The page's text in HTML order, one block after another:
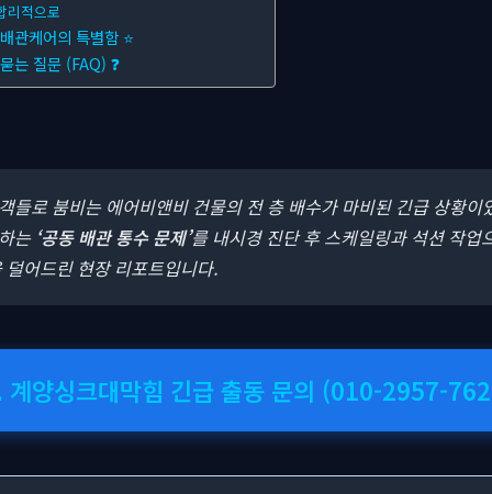
리적으로
관케어의 특별함 ⭐
는 질문 (FAQ) ❓
들로 붐비는 에어비앤비 건물의 전 층 배수가 마비된 긴급 상황이
는 ‘공동 배관 통수 문제’를 내시경 진단 후 스케일링과 석션 작업
어드린 현장 리포트입니다.
계양싱크대막힘 긴급 출동 문의 (010-2957-